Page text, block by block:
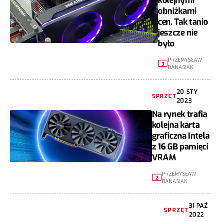
obniżkami
cen. Tak tanio
jeszcze nie
było
3
PRZEMYSŁAW
BANASIAK
SPRZĘT
20 STY
2023
Na rynek trafia
kolejna karta
graficzna Intela
z 16 GB pamięci
VRAM
2 PRZEMYSŁAW
BANASIAK
SPRZĘT
31 PAŹ
2022